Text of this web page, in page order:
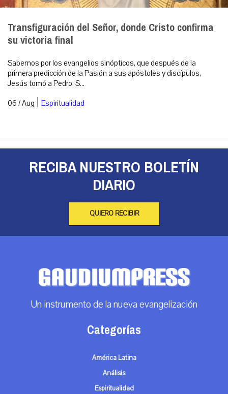
Transfiguración del Señor, donde Cristo confirma
su victoria final
Sabemos por los evangelios sinópticos, que después de la
primera predicción de la Pasión a sus apóstoles y discípulos,
Jesús tomó a Pedro, S...
06 / Aug | Espiritualidad
RECIBA NUESTRO BOLETÍN
DIARIO
QUIERO RECIBIR
Un instrumento de la nueva evangelización
Categorías
América Latina
Análisis
Espiritualidad